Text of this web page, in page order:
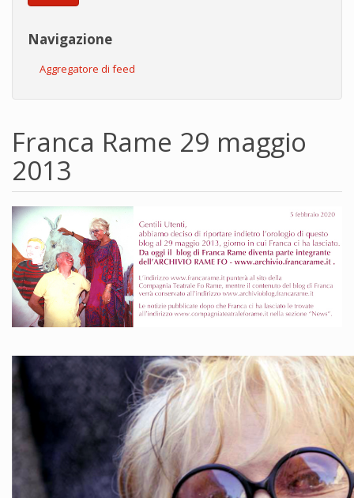
Navigazione
Aggregatore di feed
Franca Rame 29 maggio
2013